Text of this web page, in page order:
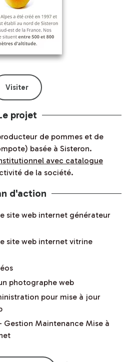
Visiter
projet
de pommes et de
basée à Sisteron.
avec catalogue
de la société.
d'action
site web internet générateur
site web internet vitrine
photographe web
pour mise à jour
Gestion Maintenance Mise à